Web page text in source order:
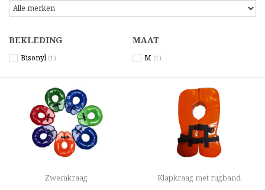
BEKLEDING
Bisonyl (1)
MAAT
M (1)
Zwemkraag Klapkraag met rugband